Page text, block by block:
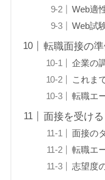
Web適
Web試
転職面接の
企業の
これま
転職エ
面接を受ける
面接の
転職エ
志望度